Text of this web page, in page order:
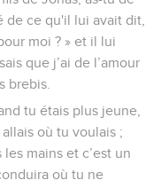
de ce qu'il lui avait dit,
moi ? » et il lui
que j’ai de l’amour
brebis.
tu étais plus jeune,
où tu voulais ;
mains et c’est un
où tu ne